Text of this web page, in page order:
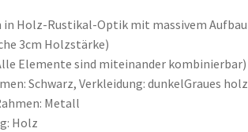
in Holz-Rustikal-Optik mit massivem
3cm Holzstärke)
Elemente sind miteinander kombinierbar)
Schwarz, Verkleidung: dunkelGraues holz
Metall
Holz